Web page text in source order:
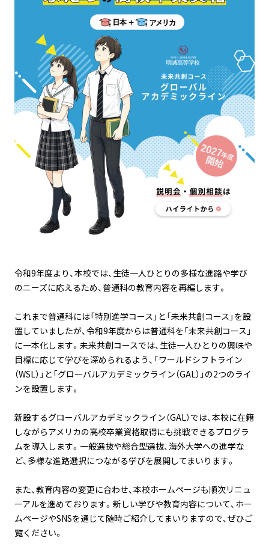
令和9年度より、本校では、生徒一人ひとりの多様な進路や学び
のニーズに応えるため、普通科の教育内容を再編します。
これまで普通科には「特別進学コース」と「未来共創コース」を設
置していましたが、令和9年度からは普通科を「未来共創コース」
に一本化します。未来共創コースでは、生徒一人ひとりの興味や
目標に応じて学びを深められるよう、「ワールドシフトライン
（WSL）」と「グローバルアカデミックライン（GAL）」の2つのライ
ンを設置します。
新設するグローバルアカデミックライン（GAL）では、本校に在籍
しながらアメリカの高校卒業資格取得にも挑戦できるプログラ
ムを導入します。一般選抜や総合型選抜、海外大学への進学な
ど、多様な進路選択につながる学びを展開してまいります。
また、教育内容の変更に合わせ、本校ホームページも順次リニュ
ーアルを進めております。新しい学びや教育内容について、ホー
ムページやSNSを通じて随時ご紹介してまいりますので、ぜひご
覧ください。